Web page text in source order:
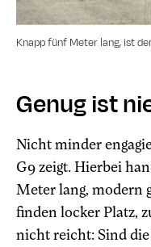
Knapp fünf Meter lang, ist
Genug ist
Nicht minder
G9 zeigt. Hierbei
Meter lang, modern
finden locker Platz,
nicht reicht: Sind die